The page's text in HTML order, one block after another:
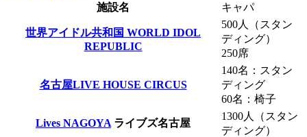
施設名
キャパ
世界アイドル共和国 WORLD IDOL
REPUBLIC
500人（スタン
ディング）
250席
名古屋LIVE HOUSE CIRCUS
140名：スタン
ディング
60名：椅子
Lives NAGOYA ライブズ名古屋
1300人（スタン
ディング）